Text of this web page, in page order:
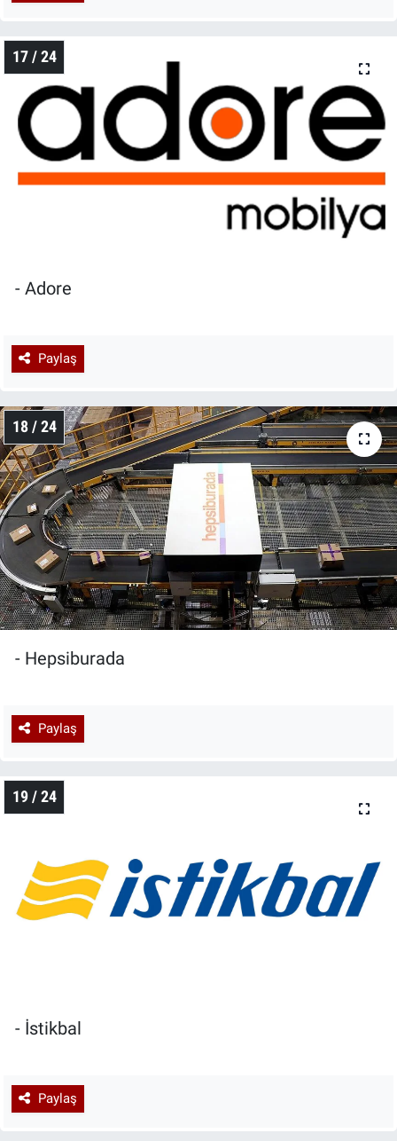
17 / 24
- Adore
Paylaş
18 / 24
- Hepsiburada
Paylaş
19 / 24
- İstikbal
Paylaş